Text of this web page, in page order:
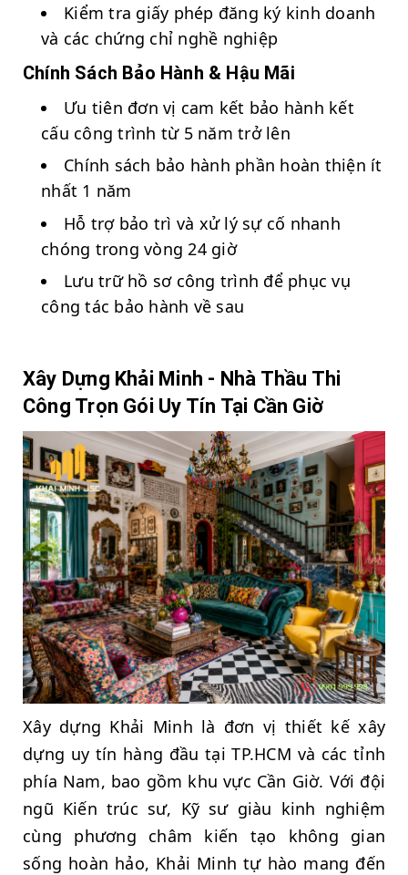
Kiểm tra giấy phép đăng ký kinh doanh
và các chứng chỉ nghề nghiệp
Chính Sách Bảo Hành & Hậu Mãi
Ưu tiên đơn vị cam kết bảo hành kết
cấu công trình từ 5 năm trở lên
Chính sách bảo hành phần hoàn thiện ít
nhất 1 năm
Hỗ trợ bảo trì và xử lý sự cố nhanh
chóng trong vòng 24 giờ
Lưu trữ hồ sơ công trình để phục vụ
công tác bảo hành về sau
Xây Dựng Khải Minh - Nhà Thầu Thi
Công Trọn Gói Uy Tín Tại Cần Giờ
Xây dựng Khải Minh là đơn vị thiết kế xây
dựng uy tín hàng đầu tại TP.HCM và các tỉnh
phía Nam, bao gồm khu vực Cần Giờ. Với đội
ngũ Kiến trúc sư, Kỹ sư giàu kinh nghiệm
cùng phương châm kiến tạo không gian
sống hoàn hảo, Khải Minh tự hào mang đến